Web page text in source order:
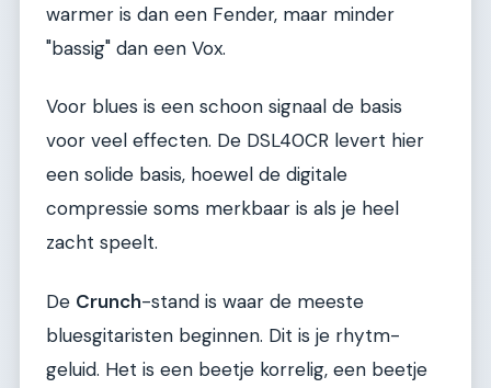
warmer is dan een Fender, maar minder
"bassig" dan een Vox.
Voor blues is een schoon signaal de basis
voor veel effecten. De DSL40CR levert hier
een solide basis, hoewel de digitale
compressie soms merkbaar is als je heel
zacht speelt.
De Crunch-stand is waar de meeste
bluesgitaristen beginnen. Dit is je rhytm-
geluid. Het is een beetje korrelig, een beetje